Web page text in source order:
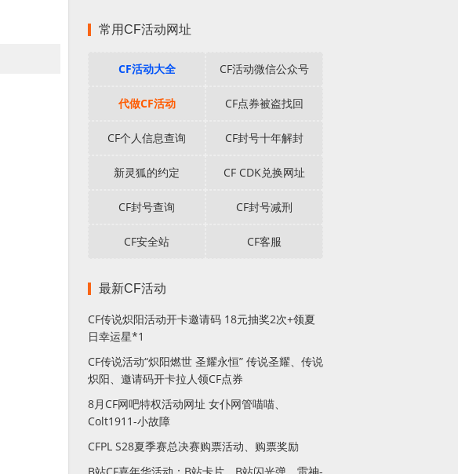
常用CF活动网址
CF活动大全 CF活动微信公众号
代做CF活动 CF点券被盗找回
CF个人信息查询 CF封号十年解封
新灵狐的约定 CF CDK兑换网址
CF封号查询 CF封号减刑
CF安全站 CF客服
最新CF活动
CF传说炽阳活动开卡邀请码 18元抽奖2次+领夏
日幸运星*1
CF传说活动“炽阳燃世 圣耀永恒” 传说圣耀、传说
炽阳、邀请码开卡拉人领CF点券
8月CF网吧特权活动网址 女仆网管喵喵、
Colt1911-小故障
CFPL S28夏季赛总决赛购票活动、购票奖励